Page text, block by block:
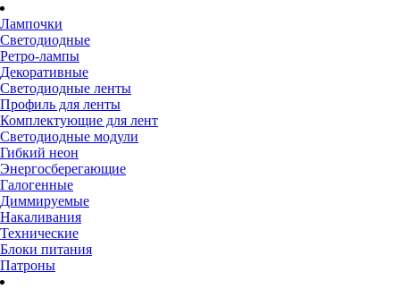
Лампочки
Светодиодные
Ретро-лампы
Декоративные
Светодиодные ленты
Профиль для ленты
Комплектующие для лент
Светодиодные модули
Гибкий неон
Энергосберегающие
Галогенные
Диммируемые
Накаливания
Технические
Блоки питания
Патроны